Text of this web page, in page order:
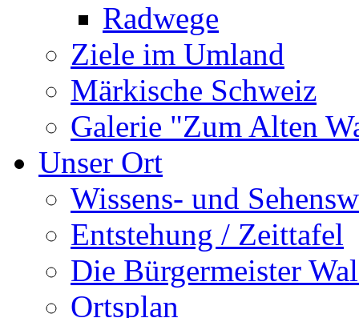
Radwege
Ziele im Umland
Märkische Schweiz
Galerie "Zum Alten
Unser Ort
Wissens- und
Entstehung / Zeittafel
Die Bürgermeister
Ortsplan